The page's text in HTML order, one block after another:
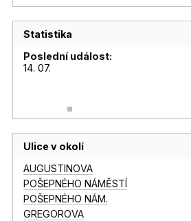
Statistika
Poslední událost:
14. 07.
Ulice v okolí
AUGUSTINOVA
POŠEPNÉHO NÁMĚSTÍ
POŠEPNÉHO NÁM.
GREGOROVA